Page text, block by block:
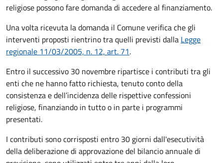
religiose possono fare domanda di accedere al finanziamento.
Una volta ricevuta la domanda il Comuneverifica che gli
interventi proposti rientrino tra quelli previsti dalla Legge
regionale 11/03/2005, n. 12, art. 71.
Entro il successivo 30 novembre ripartisce i contributi tra gli
enti che ne hanno fatto richiesta, tenuto conto della
consistenza e dell’incidenza delle rispettive confessioni
religiose, finanziando in tutto o in parte i programmi
presentati.
I contributi sono corrisposti entro 30 giorni dall'esecutività
della deliberazione di approvazione del bilancio annuale di